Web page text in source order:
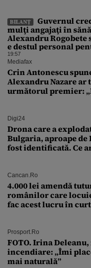
BILANȚ
Guvernul
mulţi angajaţi în
Alexandru Rogobete
e destul personal
combaterea infecţiilor
nosocomiale
19:57
Mediafax
Crin Antonescu
Alexandru Nazare ar
următorul premier:
Digi24
Drona care a
Bulgaria, aproape de
fost identificată. Ce
Cancan.ro
4.000 lei amendă
românilor care
fac acest lucru în
Prosport.ro
FOTO. Irina
incendiare: „Îmi
mai naturală”